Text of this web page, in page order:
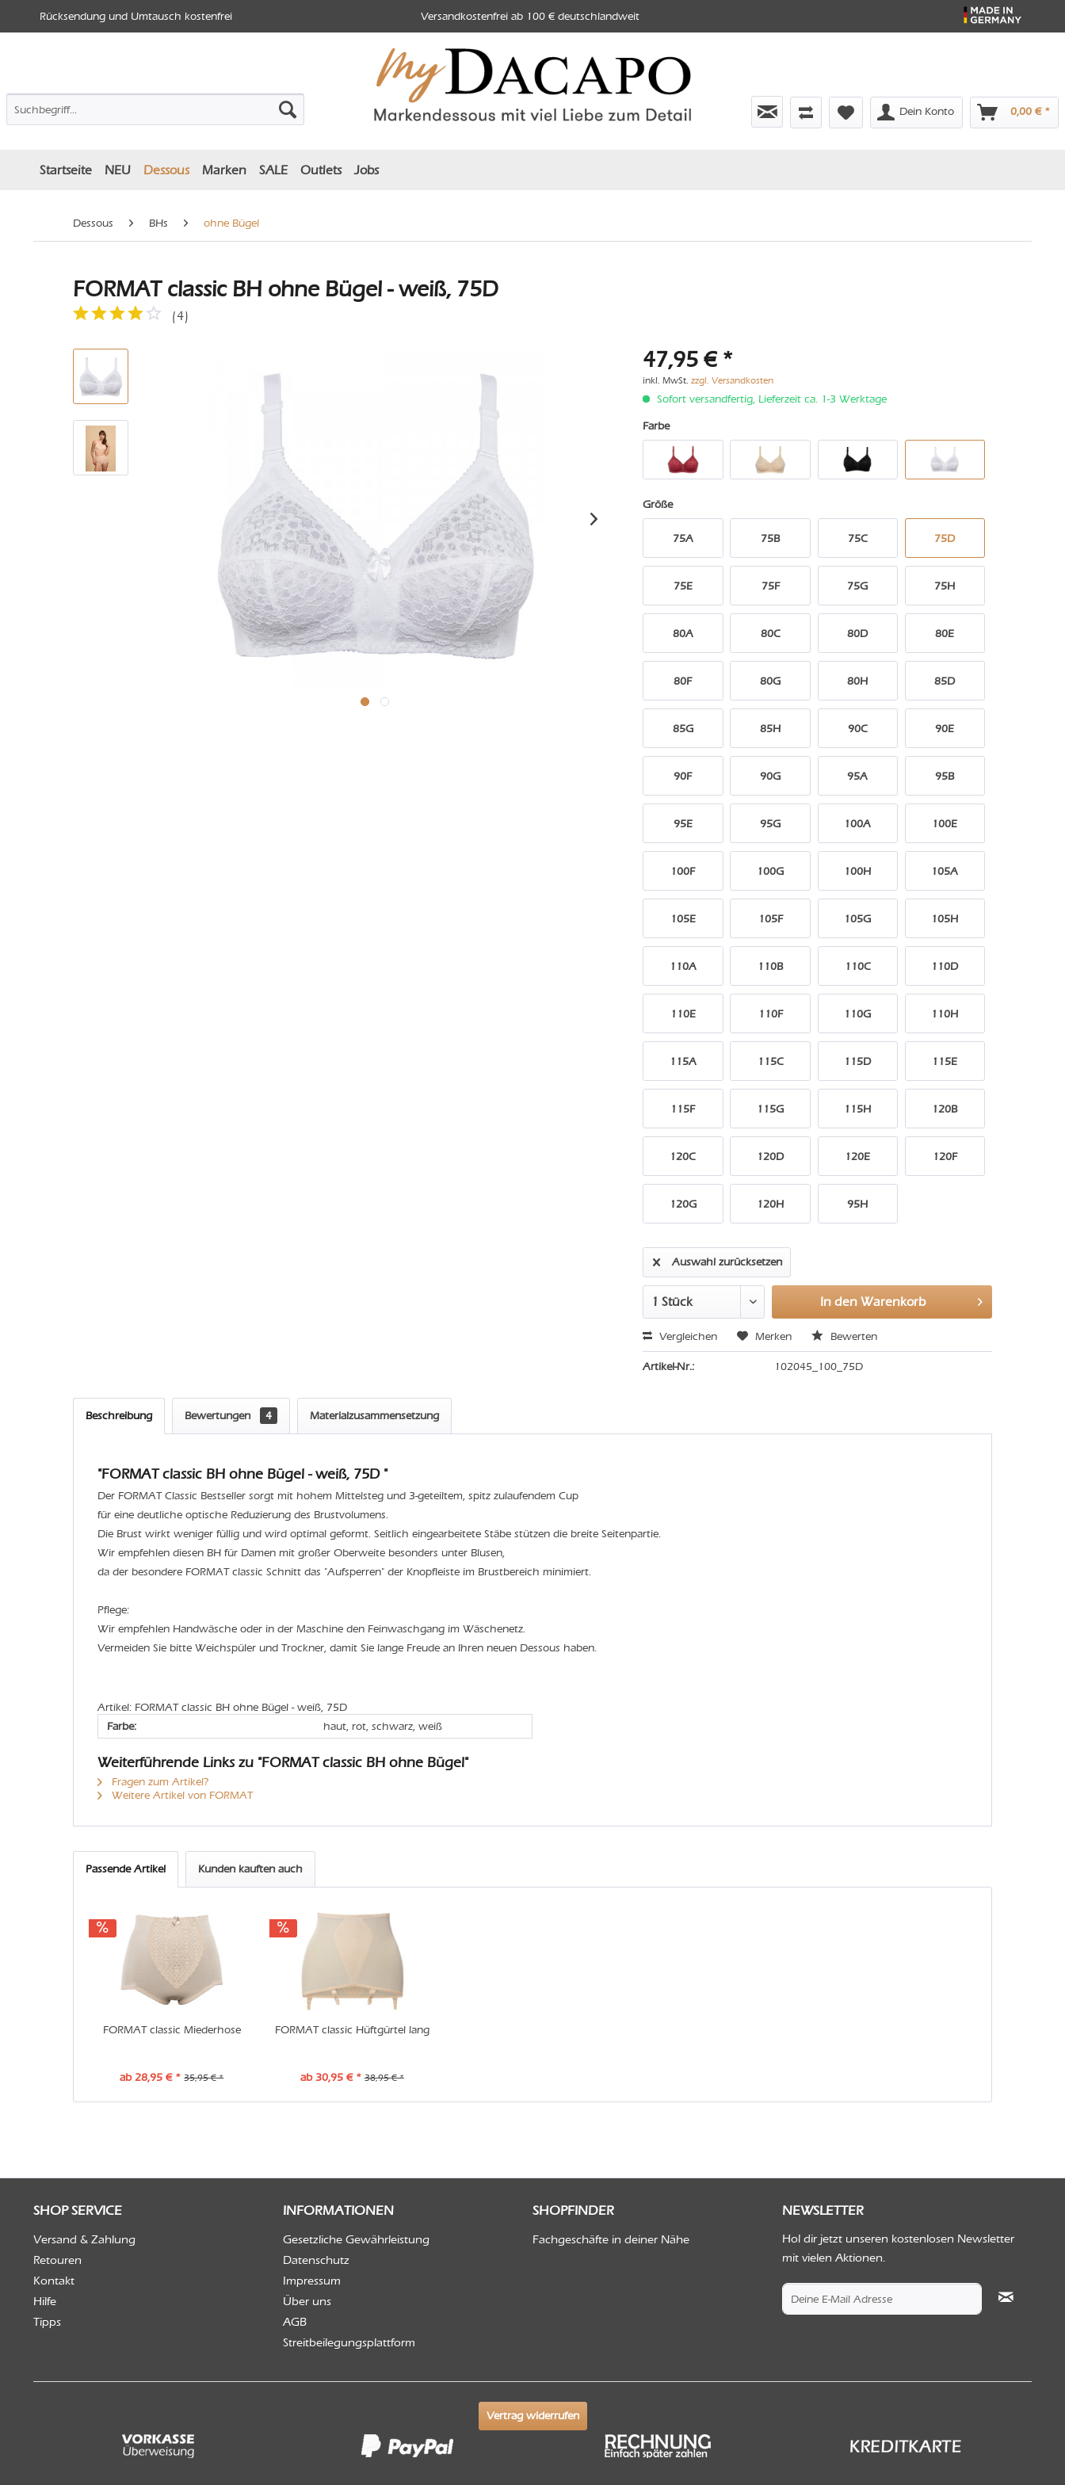
Rücksendung und Umtausch kostenfrei Versandkostenfrei ab 100 € deutschlandweit
Dein Konto 0,00 € *
Startseite NEU Dessous Marken SALE Outlets Jobs
Dessous BHs ohne Bügel
FORMAT classic BH ohne Bügel - weiß, 75D
(4)
47,95 € *
inkl. MwSt.zzgl. Versandkosten
Sofort versandfertig, Lieferzeit ca. 1-3 Werktage
Farbe
Größe
75A 75B 75C 75D
75E 75F 75G 75H
80A 80C 80D 80E
80F 80G 80H 85D
85G 85H 90C 90E
90F 90G 95A 95B
95E 95G 100A 100E
100F 100G 100H 105A
105E 105F 105G 105H
110A 110B 110C 110D
110E 110F 110G 110H
115A 115C 115D 115E
115F 115G 115H 120B
120C 120D 120E 120F
120G 120H 95H
Auswahl zurücksetzen
In den Warenkorb
Vergleichen Merken Bewerten
Artikel-Nr.: 102045_100_75D
Beschreibung Bewertungen 4 Materialzusammensetzung
"FORMAT classic BH ohne Bügel - weiß, 75D "
Der FORMAT Classic Bestseller sorgt mit hohem Mittelsteg und 3-geteiltem, spitz zulaufendem Cup
für eine deutliche optische Reduzierung des Brustvolumens.
Die Brust wirkt weniger füllig und wird optimal geformt. Seitlich eingearbeitete Stäbe stützen die breite Seitenpartie.
Wir empfehlen diesen BH für Damen mit großer Oberweite besonders unter Blusen,
da der besondere FORMAT classic Schnitt das "Aufsperren" der Knopfleiste im Brustbereich minimiert.
Pflege:
Wir empfehlen Handwäsche oder in der Maschine den Feinwaschgang im Wäschenetz.
Vermeiden Sie bitte Weichspüler und Trockner, damit Sie lange Freude an Ihren neuen Dessous haben.
Artikel: FORMAT classic BH ohne Bügel - weiß, 75D
Farbe:
haut, rot, schwarz, weiß
Weiterführende Links zu "FORMAT classic BH ohne Bügel"
Fragen zum Artikel?
Weitere Artikel von FORMAT
Passende Artikel Kunden kauften auch
FORMAT classic Miederhose
ab 28,95 € * 35,95 € *
FORMAT classic Hüftgürtel lang
ab 30,95 € * 38,95 € *
SHOP SERVICE
Versand & Zahlung
Retouren
Kontakt
Hilfe
Tipps
INFORMATIONEN
Gesetzliche Gewährleistung
Datenschutz
Impressum
Über uns
AGB
Streitbeilegungsplattform
SHOPFINDER
Fachgeschäfte in deiner Nähe
NEWSLETTER
Hol dir jetzt unseren kostenlosen Newsletter
mit vielen Aktionen.
Vertrag widerrufen